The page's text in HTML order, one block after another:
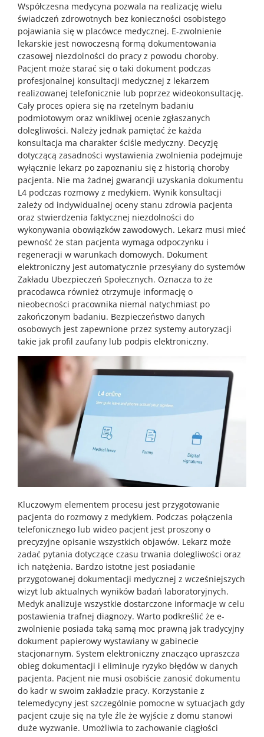
Współczesna medycyna pozwala na realizację wielu
świadczeń zdrowotnych bez konieczności osobistego
pojawiania się w placówce medycznej. E-zwolnienie
lekarskie jest nowoczesną formą dokumentowania
czasowej niezdolności do pracy z powodu choroby.
Pacjent może starać się o taki dokument podczas
profesjonalnej konsultacji medycznej z lekarzem
realizowanej telefonicznie lub poprzez wideokonsultację.
Cały proces opiera się na rzetelnym badaniu
podmiotowym oraz wnikliwej ocenie zgłaszanych
dolegliwości. Należy jednak pamiętać że każda
konsultacja ma charakter ściśle medyczny. Decyzję
dotyczącą zasadności wystawienia zwolnienia podejmuje
wyłącznie lekarz po zapoznaniu się z historią choroby
pacjenta. Nie ma żadnej gwarancji uzyskania dokumentu
L4 podczas rozmowy z medykiem. Wynik konsultacji
zależy od indywidualnej oceny stanu zdrowia pacjenta
oraz stwierdzenia faktycznej niezdolności do
wykonywania obowiązków zawodowych. Lekarz musi mieć
pewność że stan pacjenta wymaga odpoczynku i
regeneracji w warunkach domowych. Dokument
elektroniczny jest automatycznie przesyłany do systemów
Zakładu Ubezpieczeń Społecznych. Oznacza to że
pracodawca również otrzymuje informację o
nieobecności pracownika niemal natychmiast po
zakończonym badaniu. Bezpieczeństwo danych
osobowych jest zapewnione przez systemy autoryzacji
takie jak profil zaufany lub podpis elektroniczny.
Kluczowym elementem procesu jest przygotowanie
pacjenta do rozmowy z medykiem. Podczas połączenia
telefonicznego lub wideo pacjent jest proszony o
precyzyjne opisanie wszystkich objawów. Lekarz może
zadać pytania dotyczące czasu trwania dolegliwości oraz
ich natężenia. Bardzo istotne jest posiadanie
przygotowanej dokumentacji medycznej z wcześniejszych
wizyt lub aktualnych wyników badań laboratoryjnych.
Medyk analizuje wszystkie dostarczone informacje w celu
postawienia trafnej diagnozy. Warto podkreślić że e-
zwolnienie posiada taką samą moc prawną jak tradycyjny
dokument papierowy wystawiany w gabinecie
stacjonarnym. System elektroniczny znacząco upraszcza
obieg dokumentacji i eliminuje ryzyko błędów w danych
pacjenta. Pacjent nie musi osobiście zanosić dokumentu
do kadr w swoim zakładzie pracy. Korzystanie z
telemedycyny jest szczególnie pomocne w sytuacjach gdy
pacjent czuje się na tyle źle że wyjście z domu stanowi
duże wyzwanie. Umożliwia to zachowanie ciągłości